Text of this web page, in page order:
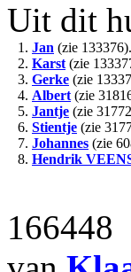
Uit dit
1. Jan (zie 133376).
2. Karst (zie
3. Gerke (zie
4. Albert (zie
5. Jantje (zie
6. Stientje (zie
7. Johannes (zie
8. Hendrik
166448